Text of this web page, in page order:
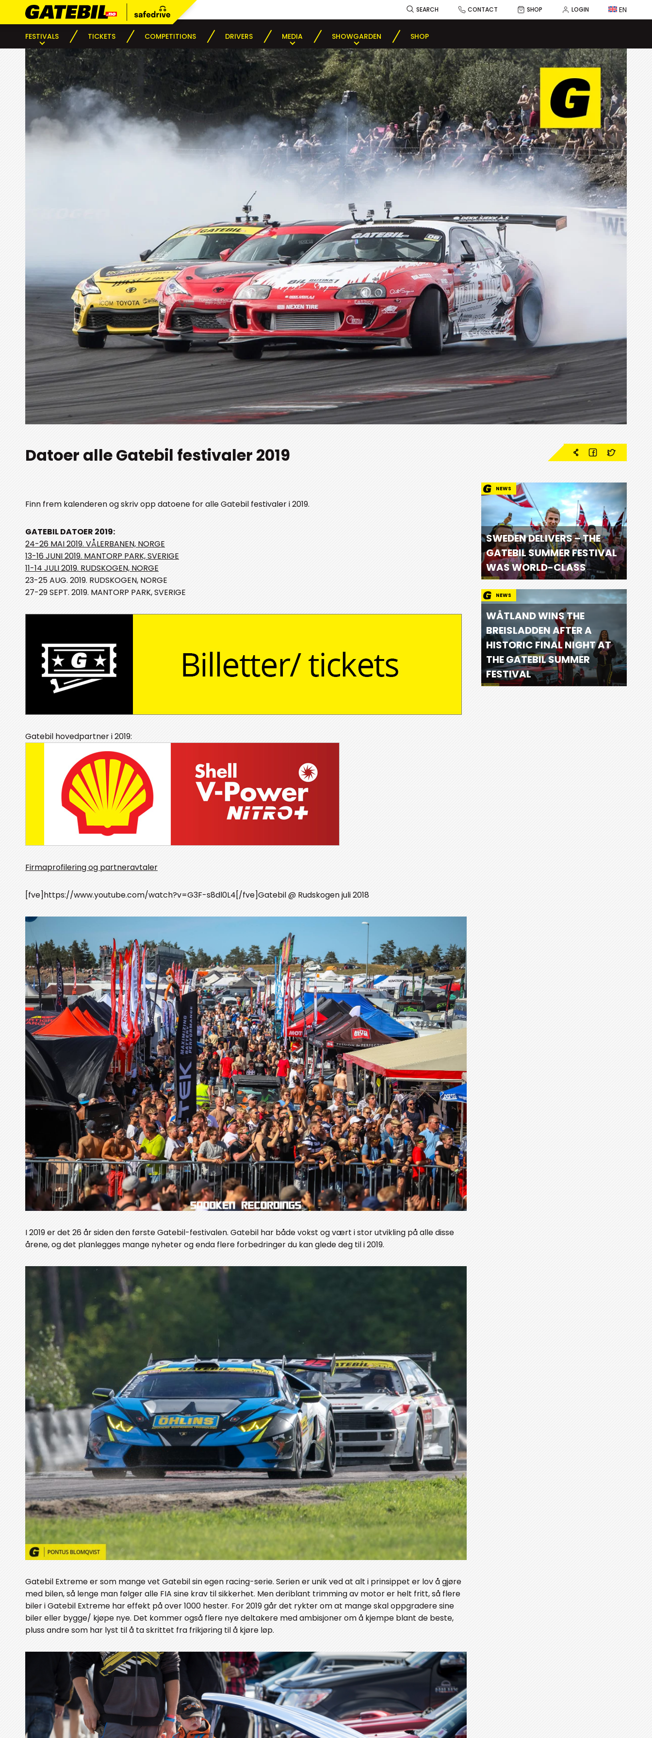
FESTIVALS TICKETS COMPETITIONS DRIVERS MEDIA SHOWGARDEN SHOP
SEARCH CONTACT SHOP LOGIN EN
Datoer alle Gatebil festivaler 2019
Finn frem kalenderen og skriv opp datoene for alle Gatebil festivaler i 2019.
GATEBIL DATOER 2019:
24-26 MAI 2019. VÅLERBANEN, NORGE
13-16 JUNI 2019. MANTORP PARK, SVERIGE
11-14 JULI 2019. RUDSKOGEN, NORGE
23-25 AUG. 2019. RUDSKOGEN, NORGE
27-29 SEPT. 2019. MANTORP PARK, SVERIGE
Gatebil hovedpartner i 2019:
Firmaprofilering og partneravtaler
[fve]https://www.youtube.com/watch?v=G3F-s8dl0L4[/fve]Gatebil @ Rudskogen juli 2018
I 2019 er det 26 år siden den første Gatebil-festivalen. Gatebil har både vokst og vært i stor utvikling på alle disse
årene, og det planlegges mange nyheter og enda flere forbedringer du kan glede deg til i 2019.
Gatebil Extreme er som mange vet Gatebil sin egen racing-serie. Serien er unik ved at alt i prinsippet er lov å gjøre
med bilen, så lenge man følger alle FIA sine krav til sikkerhet. Men deriblant trimming av motor er helt fritt, så flere
biler i Gatebil Extreme har effekt på over 1000 hester. For 2019 går det rykter om at mange skal oppgradere sine
biler eller bygge/ kjøpe nye. Det kommer også flere nye deltakere med ambisjoner om å kjempe blant de beste,
pluss andre som har lyst til å ta skrittet fra frikjøring til å kjøre løp.
NEWS
SWEDEN DELIVERS – THE
GATEBIL SUMMER FESTIVAL
WAS WORLD-CLASS
NEWS
WÅTLAND WINS THE
BREISLADDEN AFTER A
HISTORIC FINAL NIGHT AT
THE GATEBIL SUMMER
FESTIVAL